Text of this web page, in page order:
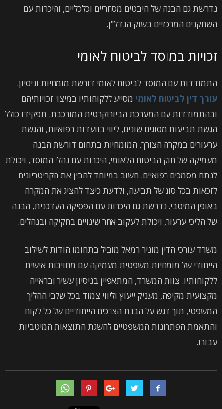
נדרשת גם הבנה של היבטים מסחריים וכלכליים, והיכרות עם
השחקנים המרכזיים בשוק הנדל"ן.
זכויות במוסד לביטוח לאומי
התמודדות עם המוסד לביטוח לאומי דורשת מומחיות וניסיון.
עורך דין לביטוח לאומי מסייע ללקוחותיו במיצוי זכויותיהם
ובהתמודדות עם המערכת הביורוקרטית המורכבת. תפקידו כולל
הגשת תביעות מסוגים שונים, ליווי בוועדות רפואיות, והגשת
ערעורים במקרה הצורך. המומחיות בתחום דורשת הבנה
מעמיקה של חוק הביטוח הלאומי, היכרות עם נהלי המוסד, ויכולת
לנתח מסמכים רפואיים. חשוב במיוחד להבין את הקריטריונים
לזכאות בכל סוג של תביעה, ולדעת כיצד להציג את המקרה
באופן המיטבי. נדרשת גם היכרות עם הפסיקה העדכנית, הבנה
של הליכי ערעור, ויכולת לעקוב אחר שינויים בחקיקה ובנהלים.
משרד עורכי הדין מוניר רמאל מוביל בתחומו הודות לשילוב
הייחודי של מומחיות משפטית מעמיקה עם מחויבות אישית
ללקוחותיו. צוות המשרד, המתאפיין בניסיון עשיר ובראייה
מקצועית מקיפה, מעניק ייעוץ וליווי צמוד בכל שלבי ההליך
המשפטי, תוך דגש על הבנת הצרכים הייחודיים של כל לקוח
והתאמת הפתרונות המשפטיים להשגת התוצאות המיטביות
עבורו.